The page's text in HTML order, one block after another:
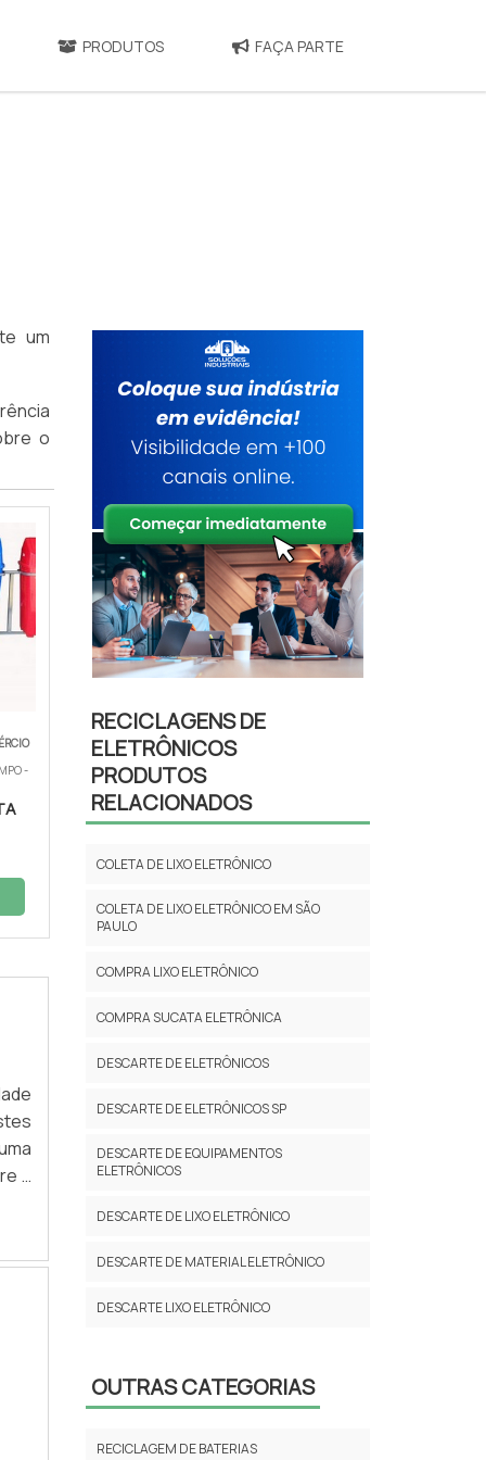
PRODUTOS FAÇA PARTE
um
o
-
a
RECICLAGENS DE
ELETRÔNICOS
PRODUTOS
RELACIONADOS
COLETA DE LIXO ELETRÔNICO
COLETA DE LIXO ELETRÔNICO EM SÃO
PAULO
COMPRA LIXO ELETRÔNICO
COMPRA SUCATA ELETRÔNICA
DESCARTE DE ELETRÔNICOS
DESCARTE DE ELETRÔNICOS SP
DESCARTE DE EQUIPAMENTOS
ELETRÔNICOS
DESCARTE DE LIXO ELETRÔNICO
DESCARTE DE MATERIAL ELETRÔNICO
DESCARTE LIXO ELETRÔNICO
EMPRESAS QUE COMPRAM LIXO
ELETRÔNICO
OUTRAS CATEGORIAS
RECICLAGEM DE BATERIAS